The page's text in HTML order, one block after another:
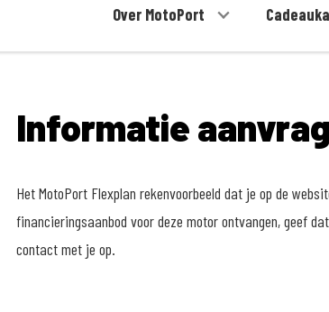
Over MotoPort
Informatie
Het MotoPort Flexplan rekenvoorbeeld dat je op de
financieringsaanbod voor deze motor ontvangen, geef
contact met je op.